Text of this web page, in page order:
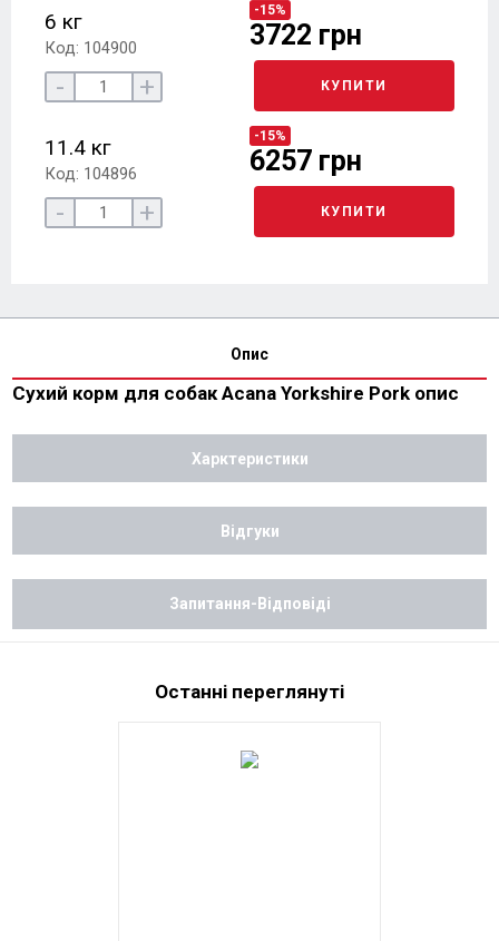
6 кг
Код: 104900
-15%
3722 грн
- + КУПИТИ
11.4 кг
Код: 104896
-15%
6257 грн
- + КУПИТИ
Опис
Сухий корм для собак Acana Yorkshire Pork опис
Харктеристики
Відгуки
Запитання-Відповіді
Останні переглянуті